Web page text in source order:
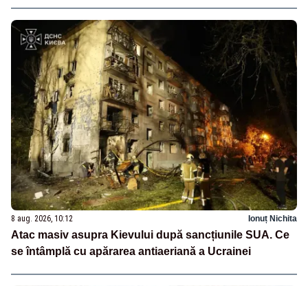
8 aug. 2026, 10:12 Ionuț Nichita
Atac masiv asupra Kievului după sancțiunile SUA. Ce
se întâmplă cu apărarea antiaeriană a Ucrainei